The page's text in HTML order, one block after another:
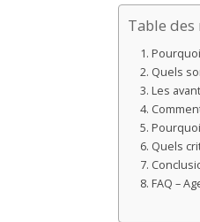
Table
Quels
Les
Quels
FAQ –